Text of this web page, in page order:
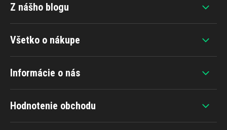
Všetko o nákupe
Informácie o nás
Hodnotenie obchodu
Z nášho blogu